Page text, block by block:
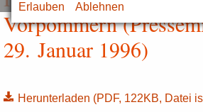
Erlauben Ablehnen
Vorpommern
29. Januar 1996)
Herunterladen (PDF, 122KB, Datei